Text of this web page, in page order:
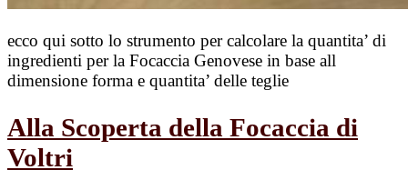
ecco qui sotto lo strumento per calcolare la quantita’ di
ingredienti per la Focaccia Genovese in base all
dimensione forma e quantita’ delle teglie
Alla Scoperta della Focaccia di
Voltri